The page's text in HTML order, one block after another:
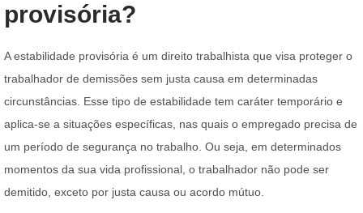
provisória?
A estabilidade provisória é um direito trabalhista que visa proteger o
trabalhador de demissões sem justa causa em determinadas
circunstâncias. Esse tipo de estabilidade tem caráter temporário e
aplica-se a situações específicas, nas quais o empregado precisa de
um período de segurança no trabalho. Ou seja, em determinados
momentos da sua vida profissional, o trabalhador não pode ser
demitido, exceto por justa causa ou acordo mútuo.